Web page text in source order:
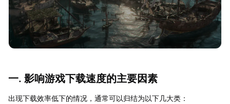
一. 影响游戏下载速度的主要因素
出现下载效率低下的情况，通常可以归结为以下几大类：